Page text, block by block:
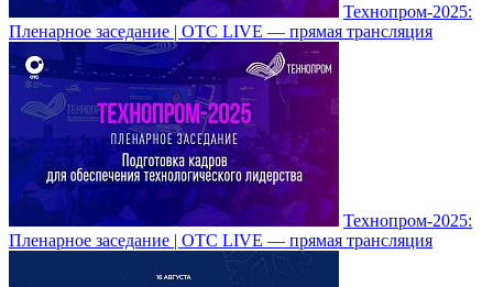
Технопром-2025:
Пленарное заседание | OTC LIVE — прямая трансляция
Технопром-2025:
Пленарное заседание | OTC LIVE — прямая трансляция